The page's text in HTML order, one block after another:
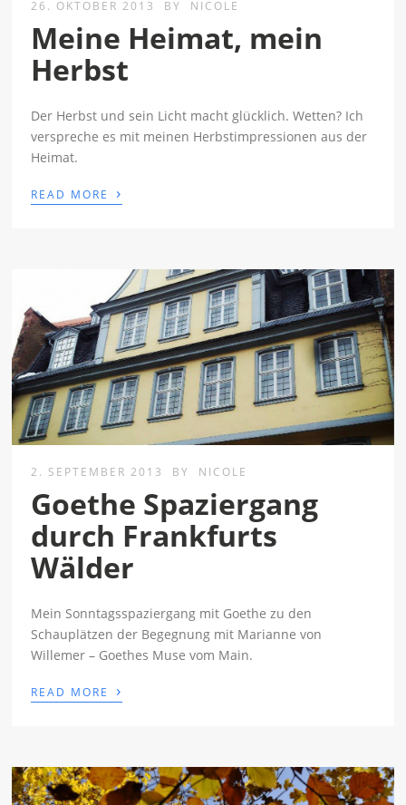
26. OKTOBER 2013 BY NICOLE
Meine Heimat, mein
Herbst
Der Herbst und sein Licht macht glücklich. Wetten? Ich
verspreche es mit meinen Herbstimpressionen aus der
Heimat.
READ MORE ›
2. SEPTEMBER 2013 BY NICOLE
Goethe Spaziergang
durch Frankfurts
Wälder
Mein Sonntagsspaziergang mit Goethe zu den
Schauplätzen der Begegnung mit Marianne von
Willemer – Goethes Muse vom Main.
READ MORE ›